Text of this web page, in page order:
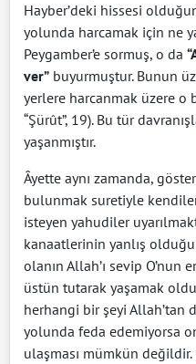
Hayber’deki hissesi
yolunda harcamak için ne
Peygamber’e sormuş, o da
ver” buyurmuştur. Bunun
yerlere harcanmak üzere o
“Şürût”, 19). Bu tür
yaşanmıştır.
Âyette aynı zamanda,
bulunmak suretiyle
isteyen yahudiler
kanaatlerinin yanlış
olanın Allah’ı sevip O’nun
üstün tutarak yaşamak
herhangi bir şeyi Allah’tan
yolunda feda edemiyorsa
ulaşması mümkün değildir.